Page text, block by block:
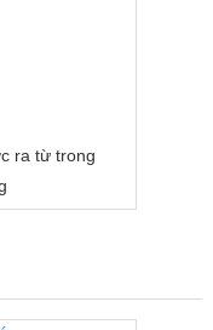
ra từ trong